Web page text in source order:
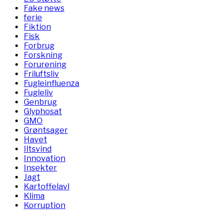
Fake news
ferie
Fiktion
Fisk
Forbrug
Forskning
Forurening
Friluftsliv
Fugleinfluenza
Fugleliv
Genbrug
Glyphosat
GMO
Grøntsager
Havet
Iltsvind
Innovation
Insekter
Jagt
Kartoffelavl
Klima
Korruption